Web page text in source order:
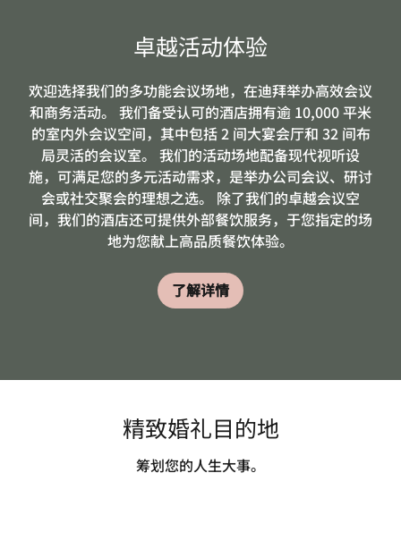
卓越活动体验
欢迎选择我们的多功能会议场地，在迪拜举办高效会议
和商务活动。 我们备受认可的酒店拥有逾 10,000 平米
的室内外会议空间，其中包括 2 间大宴会厅和 32 间布
局灵活的会议室。 我们的活动场地配备现代视听设
施，可满足您的多元活动需求，是举办公司会议、研讨
会或社交聚会的理想之选。 除了我们的卓越会议空
间，我们的酒店还可提供外部餐饮服务，于您指定的场
地为您献上高品质餐饮体验。
了解详情
精致婚礼目的地
筹划您的人生大事。